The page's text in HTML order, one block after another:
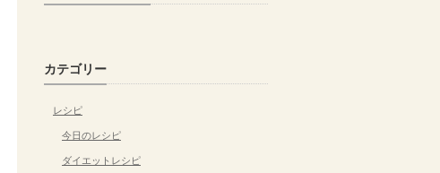
カテゴリー
レシピ
今日のレシピ
ダイエットレシピ